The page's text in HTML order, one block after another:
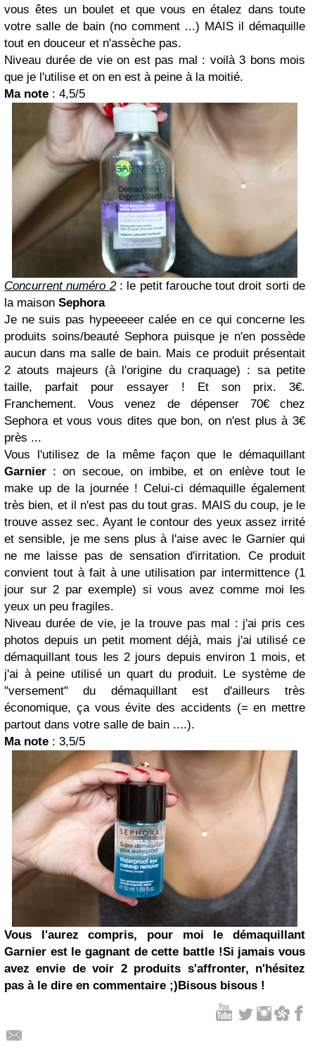
vous êtes un boulet et que vous en étalez dans toute
votre salle de bain (no comment ...) MAIS il démaquille
tout en douceur et n'assèche pas.
Niveau durée de vie on est pas mal : voilà 3 bons mois
que je l'utilise et on en est à peine à la moitié.
Ma note : 4,5/5
Concurrent numéro 2: le petit farouche tout droit sorti de
la maison Sephora
Je ne suis pas hypeeeeer calée en ce qui concerne les
produits soins/beauté Sephora puisque je n'en possède
aucun dans ma salle de bain. Mais ce produit présentait
2 atouts majeurs (à l'origine du craquage) : sa petite
taille, parfait pour essayer ! Et son prix. 3€.
Franchement. Vous venez de dépenser 70€ chez
Sephora et vous vous dites que bon, on n'est plus à 3€
près ...
Vous l'utilisez de la même façon que le démaquillant
Garnier : on secoue, on imbibe, et on enlève tout le
make up de la journée ! Celui-ci démaquille également
très bien, et il n'est pas du tout gras. MAIS du coup, je le
trouve assez sec. Ayant le contour des yeux assez irrité
et sensible, je me sens plus à l'aise avec le Garnier qui
ne me laisse pas de sensation d'irritation. Ce produit
convient tout à fait à une utilisation par intermittence (1
jour sur 2 par exemple) si vous avez comme moi les
yeux un peu fragiles.
Niveau durée de vie, je la trouve pas mal : j'ai pris ces
photos depuis un petit moment déjà, mais j'ai utilisé ce
démaquillant tous les 2 jours depuis environ 1 mois, et
j'ai à peine utilisé un quart du produit. Le système de
"versement" du démaquillant est d'ailleurs très
économique, ça vous évite des accidents (= en mettre
partout dans votre salle de bain ....).
Ma note : 3,5/5
Vous l'aurez compris, pour moi le démaquillant
Garnier est le gagnant de cette battle !Si jamais vous
avez envie de voir 2 produits s'affronter, n'hésitez
pas à le dire en commentaire ;) Bisous bisous !